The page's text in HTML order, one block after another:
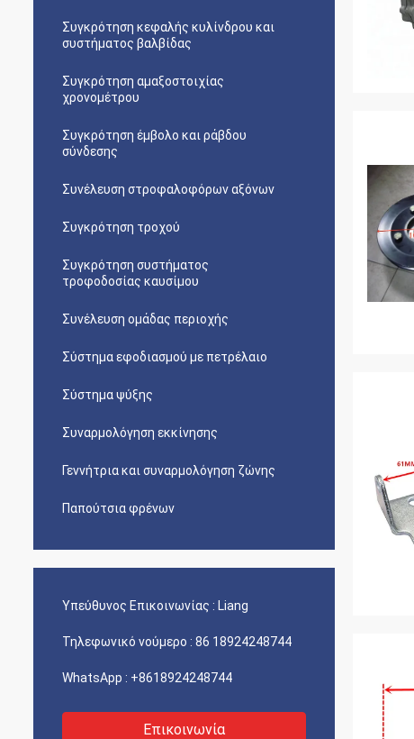
Συγκρότηση κεφαλής κυλίνδρου και
συστήματος βαλβίδας
Συγκρότηση αμαξοστοιχίας
χρονομέτρου
Συγκρότηση έμβολο και ράβδου
σύνδεσης
Συνέλευση στροφαλοφόρων αξόνων
Συγκρότηση τροχού
Συγκρότηση συστήματος
τροφοδοσίας καυσίμου
Συνέλευση ομάδας περιοχής
Σύστημα εφοδιασμού με πετρέλαιο
Σύστημα ψύξης
Συναρμολόγηση εκκίνησης
Γεννήτρια και συναρμολόγηση ζώνης
Παπούτσια φρένων
Υπεύθυνος Επικοινωνίας : Liang
Τηλεφωνικό νούμερο : 86 18924248744
WhatsApp : +8618924248744
Επικοινωνία